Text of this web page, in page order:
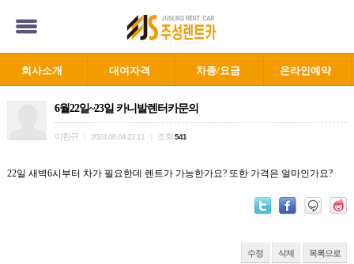
회사소개 대여자격 차종/요금 온라인예약
6월22일~23일 카니발렌터카문의
이한규 2024.06.04 22:11 조회 541
22일 새벽6시부터 차가 필요한데 렌트가 가능한가요? 또한 가격은 얼마인가요?
수정 삭제 목록으로